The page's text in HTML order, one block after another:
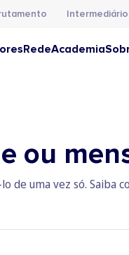
RedeAcademia
ou
de uma vez só. Saiba